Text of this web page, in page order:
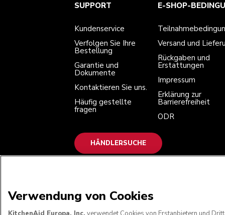
Kundenservice
Verfolgen Sie Ihre Bestellung
Häufig gestellte fragen
Teilnahmebedingungen
Versand und Lieferung
Erklärung zur Barrierefreiheit
Die Marke
Unsere Geschichte
Händlersuche
SUPPORT
Kundenservice
Verfolgen Sie Ihre
Bestellung
Garantie und
Dokumente
Kontaktieren Sie uns.
Häufig gestellte
fragen
E-SHOP-
Versand und
Rückgaben und
Erstattungen
Impressum
Erklärung zur
Barrierefreiheit
ODR
HÄNDLERSUCHE
Verwendung von Cookies